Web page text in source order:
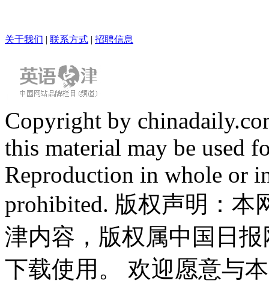
关于我们 | 联系方式 | 招聘信息
Copyright by
this material may be used
Reproduction in whole or
prohibited. 版权声明：
津内容，版权属中国日
下载使用。 欢迎愿意与